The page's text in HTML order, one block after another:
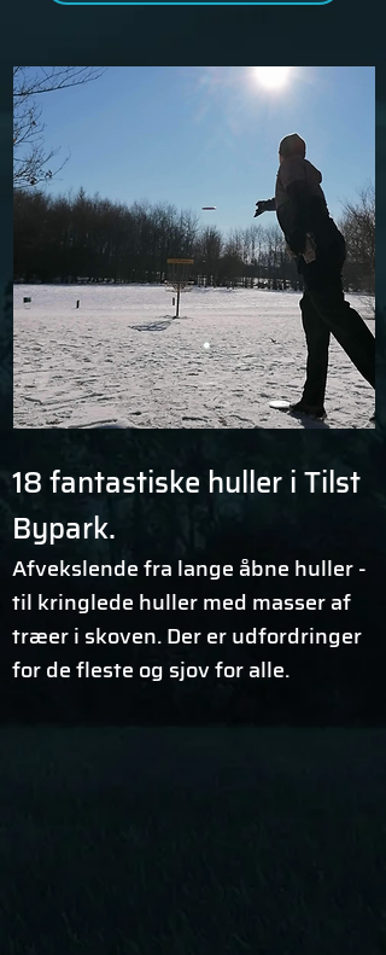
18 fantastiske huller i Tilst
Bypark.
Afvekslende fra lange åbne huller -
til kringlede huller med masser af
træer i skoven. Der er udfordringer
for de fleste og sjov for alle.